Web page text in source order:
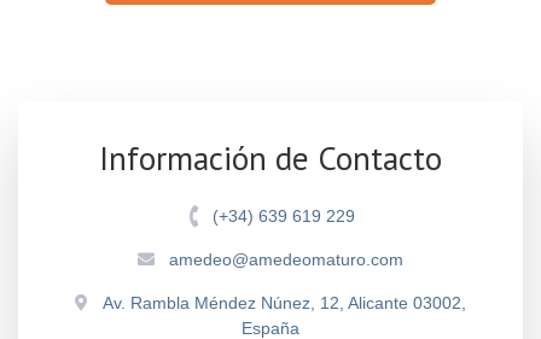
Información de Contacto
(+34) 639 619 229
amedeo@amedeomaturo.com
Av. Rambla Méndez Núnez, 12, Alicante 03002,
España